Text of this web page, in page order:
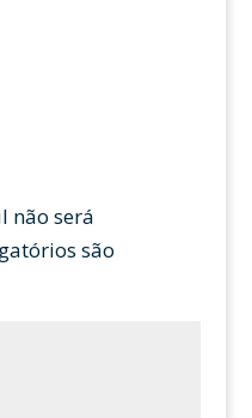
não será
são